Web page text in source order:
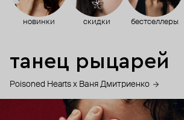
новинки скидки бестселлеры
танец рыцарей
Poisoned Hearts х Ваня Дмитриенко